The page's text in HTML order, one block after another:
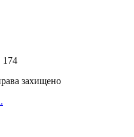
174
захищено
.